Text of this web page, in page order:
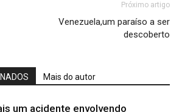
Próximo artigo
Venezuela,um paraíso a ser
descoberto
Mais do autor
um acidente envolvendo